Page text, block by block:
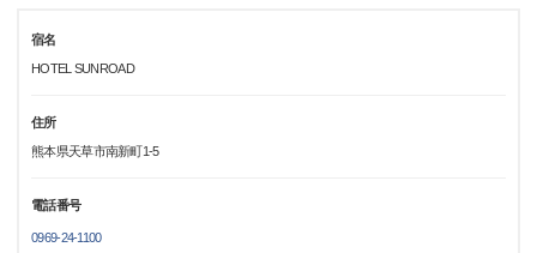
宿名
HOTEL SUNROAD
住所
熊本県天草市南新町1-5
電話番号
0969-24-1100